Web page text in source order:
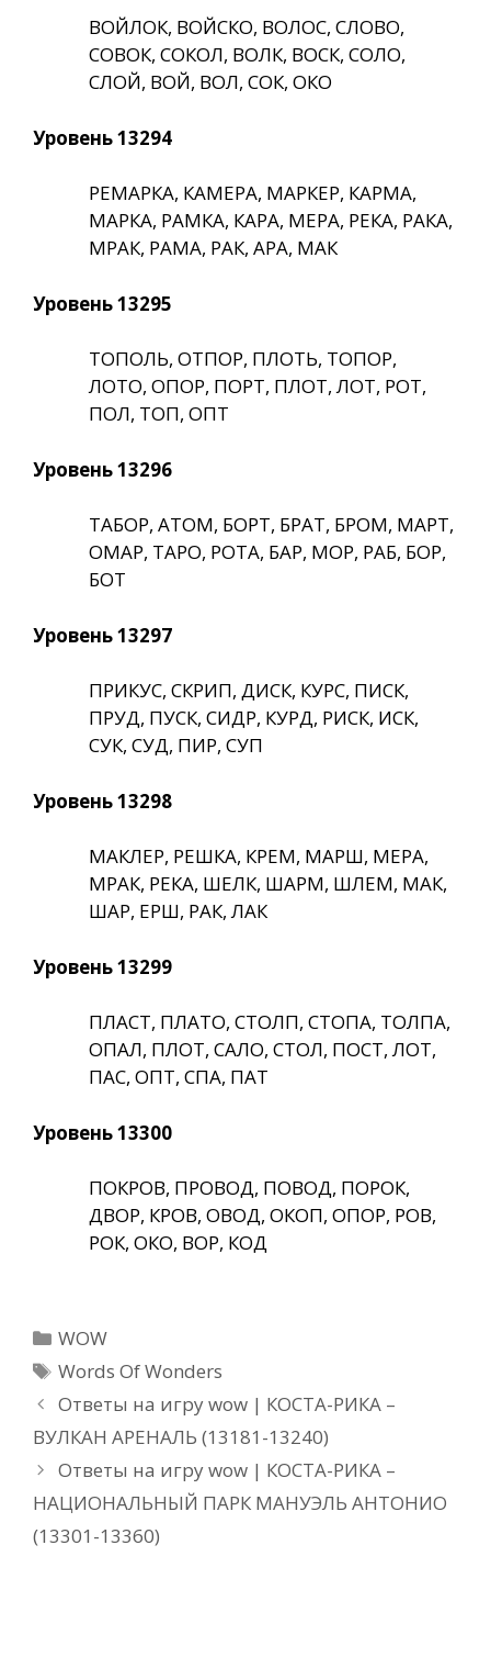
ВОЙЛОК, ВОЙСКО, ВОЛОС, СЛОВО,
СОВОК, СОКОЛ, ВОЛК, ВОСК, СОЛО,
СЛОЙ, ВОЙ, ВОЛ, СОК, ОКО
Уровень 13294
РЕМАРКА, КАМЕРА, МАРКЕР, КАРМА,
МАРКА, РАМКА, КАРА, МЕРА, РЕКА, РАКА,
МРАК, РАМА, РАК, АРА, МАК
Уровень 13295
ТОПОЛЬ, ОТПОР, ПЛОТЬ, ТОПОР,
ЛОТО, ОПОР, ПОРТ, ПЛОТ, ЛОТ, РОТ,
ПОЛ, ТОП, ОПТ
Уровень 13296
ТАБОР, АТОМ, БОРТ, БРАТ, БРОМ, МАРТ,
ОМАР, ТАРО, РОТА, БАР, МОР, РАБ, БОР,
БОТ
Уровень 13297
ПРИКУС, СКРИП, ДИСК, КУРС, ПИСК,
ПРУД, ПУСК, СИДР, КУРД, РИСК, ИСК,
СУК, СУД, ПИР, СУП
Уровень 13298
МАКЛЕР, РЕШКА, КРЕМ, МАРШ, МЕРА,
МРАК, РЕКА, ШЕЛК, ШАРМ, ШЛЕМ, МАК,
ШАР, ЕРШ, РАК, ЛАК
Уровень 13299
ПЛАСТ, ПЛАТО, СТОЛП, СТОПА, ТОЛПА,
ОПАЛ, ПЛОТ, САЛО, СТОЛ, ПОСТ, ЛОТ,
ПАС, ОПТ, СПА, ПАТ
Уровень 13300
ПОКРОВ, ПРОВОД, ПОВОД, ПОРОК,
ДВОР, КРОВ, ОВОД, ОКОП, ОПОР, РОВ,
РОК, ОКО, ВОР, КОД
Рубрики
WOW
Метки
Words Of Wonders
Ответы на игру wow | КОСТА-РИКА –
ВУЛКАН АРЕНАЛЬ (13181-13240)
Ответы на игру wow | КОСТА-РИКА –
НАЦИОНАЛЬНЫЙ ПАРК МАНУЭЛЬ АНТОНИО
(13301-13360)